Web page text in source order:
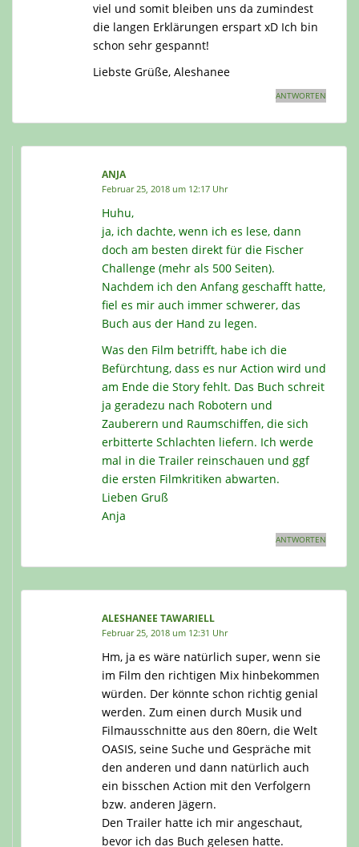
viel und somit bleiben uns da zumindest
die langen Erklärungen erspart xD Ich bin
schon sehr gespannt!
Liebste Grüße, Aleshanee
ANTWORTEN
ANJA
Februar 25, 2018 um 12:17 Uhr
Huhu,
ja, ich dachte, wenn ich es lese, dann
doch am besten direkt für die Fischer
Challenge (mehr als 500 Seiten).
Nachdem ich den Anfang geschafft hatte,
fiel es mir auch immer schwerer, das
Buch aus der Hand zu legen.
Was den Film betrifft, habe ich die
Befürchtung, dass es nur Action wird und
am Ende die Story fehlt. Das Buch schreit
ja geradezu nach Robotern und
Zauberern und Raumschiffen, die sich
erbitterte Schlachten liefern. Ich werde
mal in die Trailer reinschauen und ggf
die ersten Filmkritiken abwarten.
Lieben Gruß
Anja
ANTWORTEN
ALESHANEE TAWARIELL
Februar 25, 2018 um 12:31 Uhr
Hm, ja es wäre natürlich super, wenn sie
im Film den richtigen Mix hinbekommen
würden. Der könnte schon richtig genial
werden. Zum einen durch Musik und
Filmausschnitte aus den 80ern, die Welt
OASIS, seine Suche und Gespräche mit
den anderen und dann natürlich auch
ein bisschen Action mit den Verfolgern
bzw. anderen Jägern.
Den Trailer hatte ich mir angeschaut,
bevor ich das Buch gelesen hatte.